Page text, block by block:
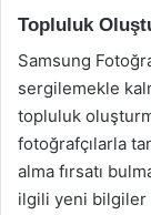
Topluluk
Samsung
sergilemekle
topluluk
fotoğrafçılarla
alma fırsatı
ilgili yeni bilgiler